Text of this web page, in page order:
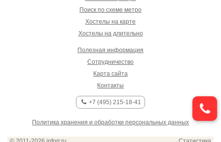
Поиск по схеме метро
Хостелы на карте
Хостелы на длительно
Полезная информация
Сотрудничество
Карта сайта
Контакты
+7 (495) 215-18-41
Политика хранения и обработки персональных данных